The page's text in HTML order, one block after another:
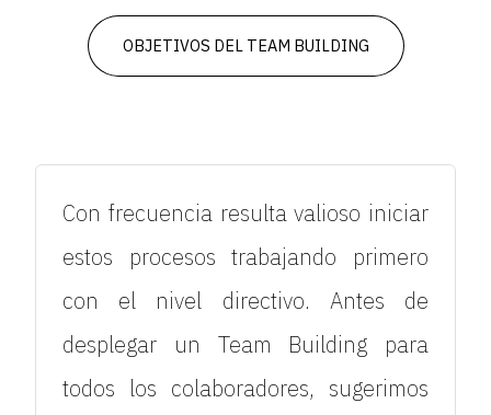
OBJETIVOS DEL TEAM BUILDING
Con frecuencia resulta valioso iniciar
estos procesos trabajando primero
con el nivel directivo. Antes de
desplegar un Team Building para
todos los colaboradores, sugerimos